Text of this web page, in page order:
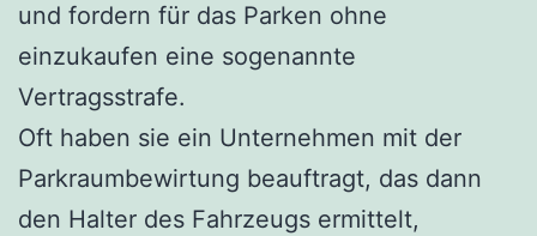
und fordern für das Parken ohne
einzukaufen eine sogenannte
Vertragsstrafe.
Oft haben sie ein Unternehmen mit der
Parkraumbewirtung beauftragt, das dann
den Halter des Fahrzeugs ermittelt,